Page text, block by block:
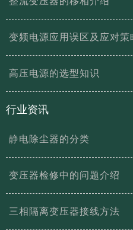
变频电源应用误区及应对策
高压电源的选型知识
行业资讯
静电除尘器的分类
变压器检修中的问题介绍
三相隔离变压器接线方法